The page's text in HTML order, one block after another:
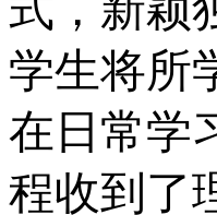
学生将所
在日常学
程收到了